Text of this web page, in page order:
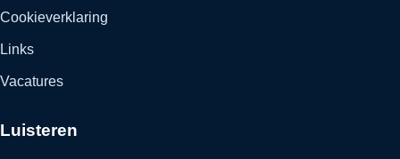
Cookieverklaring
Links
Vacatures
Luisteren